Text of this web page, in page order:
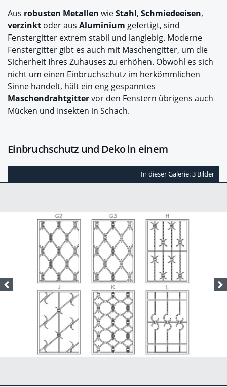
Aus robusten Metallen wieStahl, Schmiedeeisen,
verzinkt oder aus Aluminium gefertigt, sind
Fenstergitter extrem stabil und langlebig. Moderne
Fenstergitter gibt es auch mit Maschengitter, um die
Sicherheit Ihres Zuhauses zu erhöhen. Obwohl es sich
nicht um einen Einbruchschutz im herkömmlichen
Sinne handelt, hält ein eng gespanntes
Maschendrahtgittervor den Fenstern übrigens auch
Mücken und Insekten in Schach.
Einbruchschutz und Deko in einem
In dieser Galerie: 3 Bilder